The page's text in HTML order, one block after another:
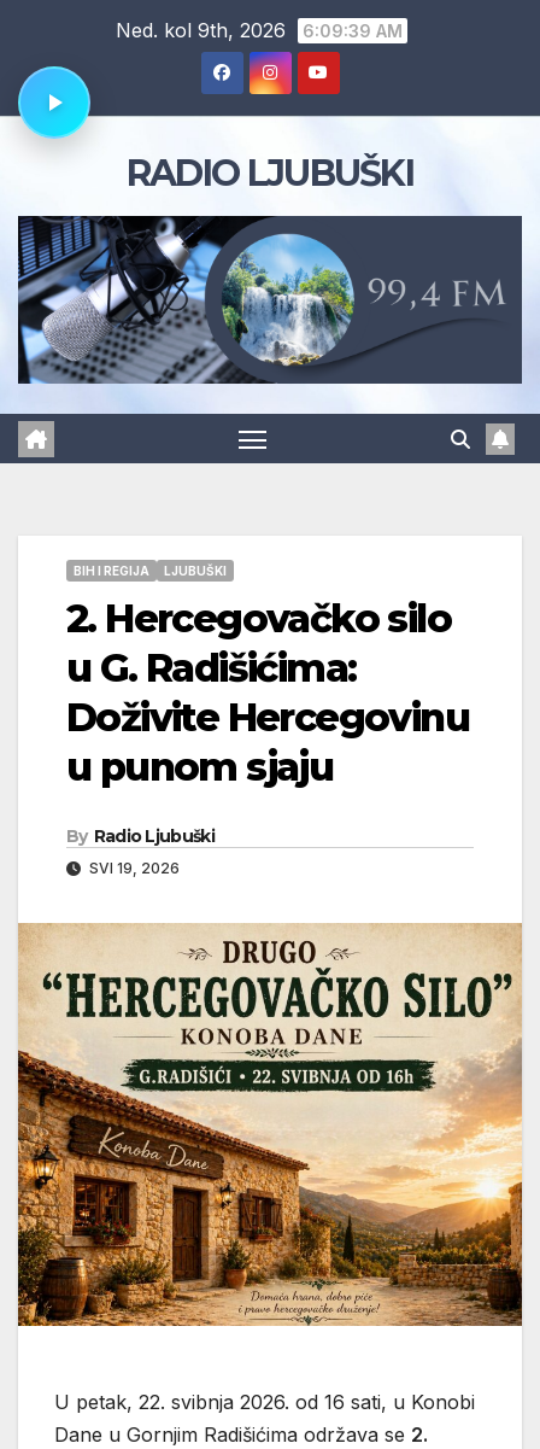
content
Ned. kol 9th, 2026 6:09:40 AM
RADIO LJUBUŠKI
BIH I REGIJA LJUBUŠKI
2. Hercegovačko silo
u G. Radišićima:
Doživite Hercegovinu
u punom sjaju
By Radio Ljubuški
SVI 19, 2026
U petak, 22. svibnja 2026. od 16 sati, u Konobi
Dane u Gornjim Radišićima održava se 2.